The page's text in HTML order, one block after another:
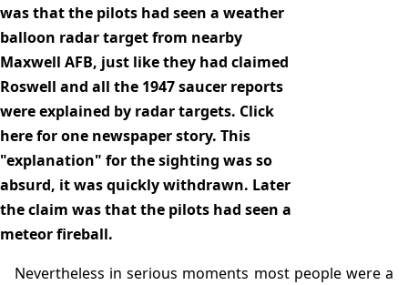
was that the pilots had seen a weather
balloon radar target from nearby
Maxwell AFB, just like they had claimed
Roswell and all the 1947 saucer reports
were explained by radar targets. Click
here for one newspaper story. This
"explanation" for the sighting was so
absurd, it was quickly withdrawn. Later
the claim was that the pilots had seen a
meteor fireball.
Nevertheless in serious moments most people were a